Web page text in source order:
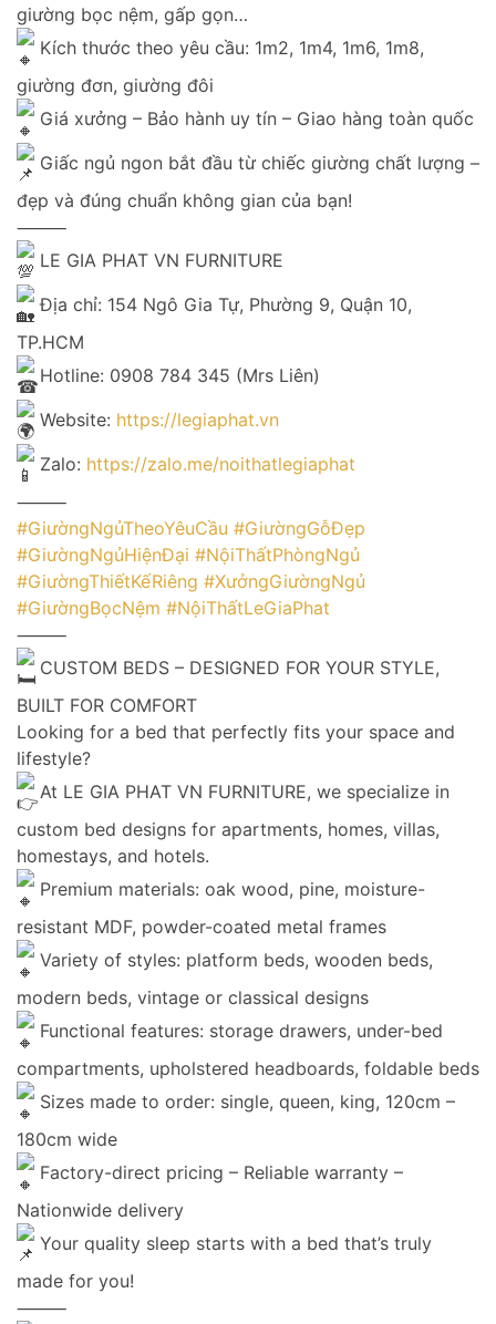
giường bọc nệm, gấp gọn…
Kích thước theo yêu cầu: 1m2, 1m4, 1m6, 1m8,
giường đơn, giường đôi
Giá xưởng – Bảo hành uy tín – Giao hàng toàn quốc
Giấc ngủ ngon bắt đầu từ chiếc giường chất lượng –
đẹp và đúng chuẩn không gian của bạn!
⸻
LE GIA PHAT VN FURNITURE
Địa chỉ: 154 Ngô Gia Tự, Phường 9, Quận 10,
TP.HCM
Hotline: 0908 784 345 (Mrs Liên)
Website: https://legiaphat.vn
Zalo: https://zalo.me/noithatlegiaphat
⸻
#GiườngNgủTheoYêuCầu #GiườngGỗĐẹp
#GiườngNgủHiệnĐại #NộiThấtPhòngNgủ
#GiườngThiếtKếRiêng #XưởngGiườngNgủ
#GiườngBọcNệm #NộiThấtLeGiaPhat
⸻
CUSTOM BEDS – DESIGNED FOR YOUR STYLE,
BUILT FOR COMFORT
Looking for a bed that perfectly fits your space and
lifestyle?
At LE GIA PHAT VN FURNITURE, we specialize in
custom bed designs for apartments, homes, villas,
homestays, and hotels.
Premium materials: oak wood, pine, moisture-
resistant MDF, powder-coated metal frames
Variety of styles: platform beds, wooden beds,
modern beds, vintage or classical designs
Functional features: storage drawers, under-bed
compartments, upholstered headboards, foldable beds
Sizes made to order: single, queen, king, 120cm –
180cm wide
Factory-direct pricing – Reliable warranty –
Nationwide delivery
Your quality sleep starts with a bed that’s truly
made for you!
⸻